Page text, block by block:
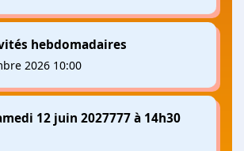
hebdomadaires
2026 10:00
12 juin 2027777 à 14h30